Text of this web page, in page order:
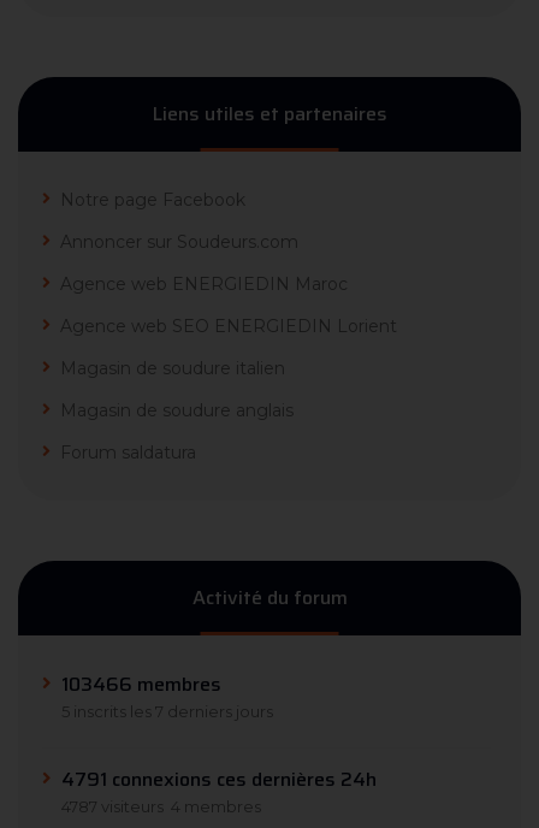
Liens utiles et partenaires
Notre page Facebook
Annoncer sur Soudeurs.com
Agence web ENERGIEDIN Maroc
Agence web SEO ENERGIEDIN Lorient
Magasin de soudure italien
Magasin de soudure anglais
Forum saldatura
Activité du forum
103466 membres
5 inscrits les 7 derniers jours
4791 connexions ces dernières 24h
4787 visiteurs 4 membres